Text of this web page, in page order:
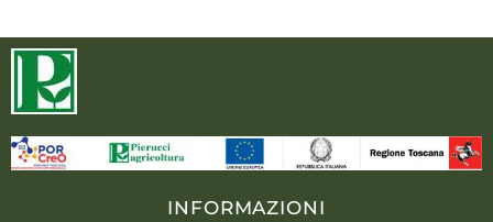
INFORMAZIONI